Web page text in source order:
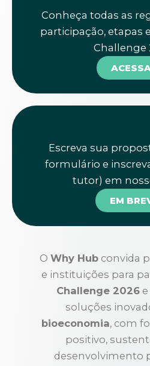
Conheça todas as
participação, etapas
Challenge
Escreva sua
formulário e
tutor) em
EM
O Why Hubconvida
e instituições para
Challenge 2026
soluções
bioeconomia, com
positivo,
desenvolvimento